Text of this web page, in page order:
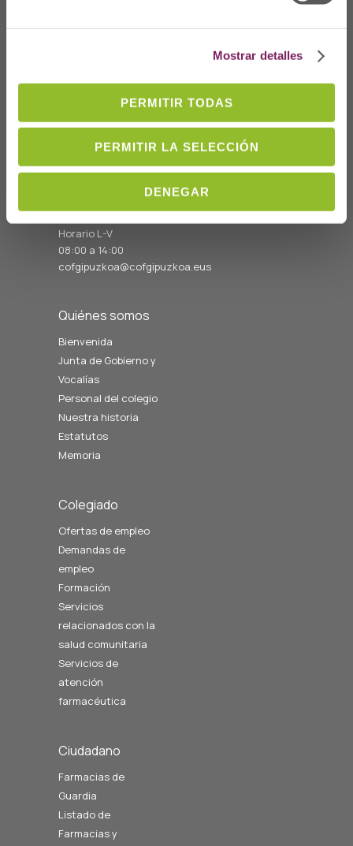
Mostrar detalles
PERMITIR TODAS
PERMITIR LA SELECCIÓN
DENEGAR
Dónde Estamos
C/Prim 2, 1º
20006 Donostia/San
Horario L-V
08:00 a 14:00
cofgipuzkoa@cofgipuzkoa.eus
Quiénes somos
Bienvenida
Junta de Gobierno y
Vocalías
Personal del colegio
Nuestra historia
Estatutos
Memoria
Colegiado
Ofertas de empleo
Demandas de
empleo
Formación
Servicios
relacionados con la
salud comunitaria
Servicios de
atención
farmacéutica
Ciudadano
Farmacias de
Guardia
Listado de
Farmacias y